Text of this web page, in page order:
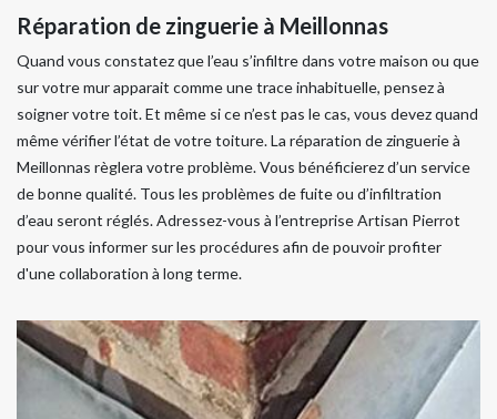
Réparation de zinguerie à Meillonnas
Quand vous constatez que l’eau s’infiltre dans votre maison ou que
sur votre mur apparait comme une trace inhabituelle, pensez à
soigner votre toit. Et même si ce n’est pas le cas, vous devez quand
même vérifier l’état de votre toiture. La réparation de zinguerie à
Meillonnas règlera votre problème. Vous bénéficierez d’un service
de bonne qualité. Tous les problèmes de fuite ou d’infiltration
d’eau seront réglés. Adressez-vous à l’entreprise Artisan Pierrot
pour vous informer sur les procédures afin de pouvoir profiter
d'une collaboration à long terme.